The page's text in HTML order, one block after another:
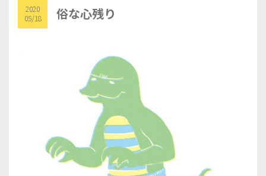
2020
05/18
俗な心残り